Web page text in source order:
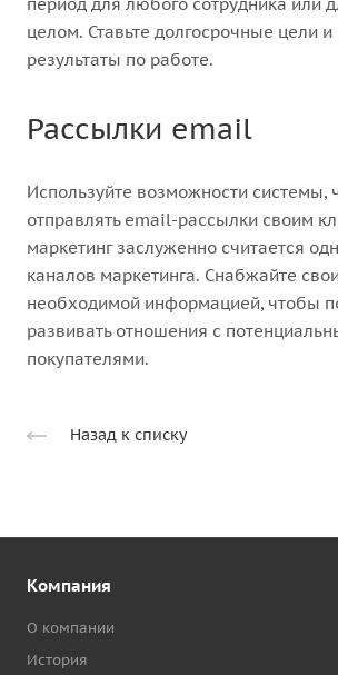
целом. Ставьте долгосрочные цели
результаты по работе.
Рассылки email
Используйте возможности системы,
отправлять email-рассылки своим
маркетинг заслуженно считается
каналов маркетинга. Снабжайте
необходимой информацией, чтобы
развивать отношения с
покупателями.
Назад к списку
Компания
О компании
История